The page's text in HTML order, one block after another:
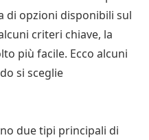
di opzioni disponibili sul
criteri chiave, la
più facile. Ecco alcuni
si sceglie
due tipi principali di